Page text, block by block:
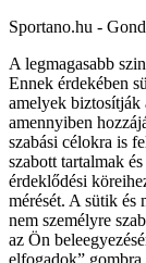
Sportano.hu -
A legmagasabb
Ennek érdekében
amelyek biztosítják
amennyiben
szabási célokra is
szabott tartalmak
érdeklődési
mérését. A sütik és
nem személyre
az Ön
elfogadok”